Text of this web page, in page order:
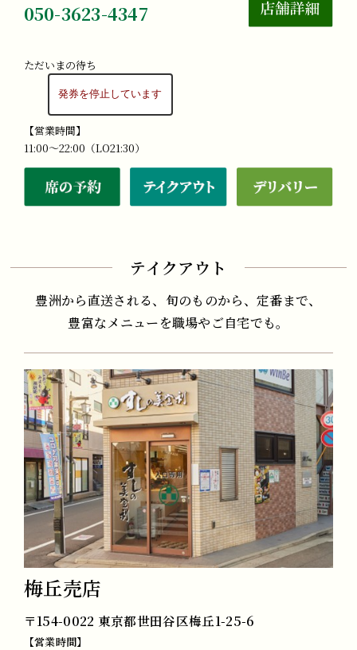
050-3623-4347
ただいまの待ち
【営業時間】
11:00～22:00（LO21:30）
テイクアウト
豊洲から直送される、旬のものから、定番まで、
豊富なメニューを職場やご自宅でも。
梅丘売店
〒154-0022 東京都世田谷区梅丘1-25-6
【営業時間】